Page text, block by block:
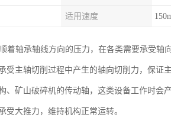
适用速度
着轴承轴线方向的压力，在各类需要承受轴
受主轴切削过程中产生的轴向切削力，保证
、矿山破碎机的传动轴，这类设备工作时会
大推力，维持机构正常运转。